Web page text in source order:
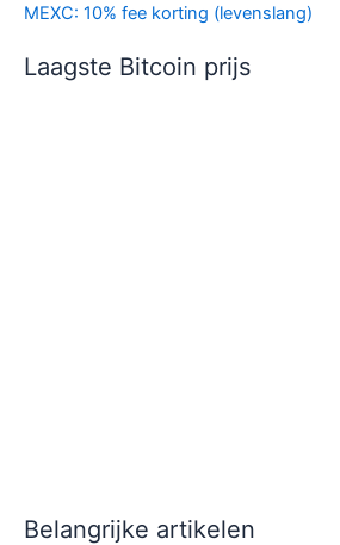
MEXC: 10% fee korting (levenslang)
Laagste Bitcoin prijs
Belangrijke artikelen